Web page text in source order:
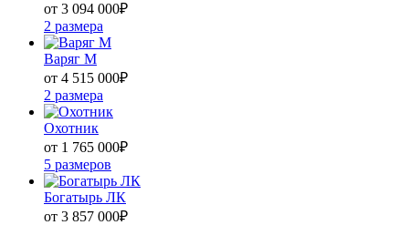
от 3 094 000₽
2 размера
Варяг М
от 4 515 000₽
2 размера
Охотник
от 1 765 000₽
5 размеров
Богатырь ЛК
от 3 857 000₽